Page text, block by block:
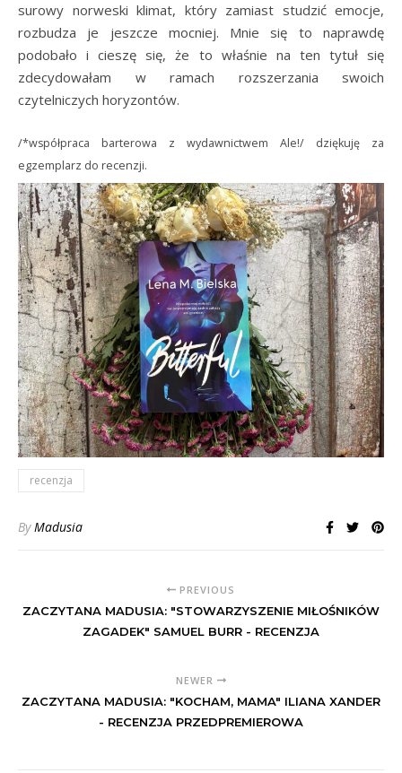
surowy norweski klimat, który zamiast studzić emocje,
rozbudza je jeszcze mocniej. Mnie się to naprawdę
podobało i cieszę się, że to właśnie na ten tytuł się
zdecydowałam w ramach rozszerzania swoich
czytelniczych horyzontów.
/*współpraca barterowa z wydawnictwem Ale!/ dziękuję za
egzemplarz do recenzji.
recenzja
ByMadusia
PREVIOUS
ZACZYTANA MADUSIA: "STOWARZYSZENIE MIŁOŚNIKÓW
ZAGADEK" SAMUEL BURR - RECENZJA
NEWER
ZACZYTANA MADUSIA: "KOCHAM, MAMA" ILIANA XANDER
- RECENZJA PRZEDPREMIEROWA